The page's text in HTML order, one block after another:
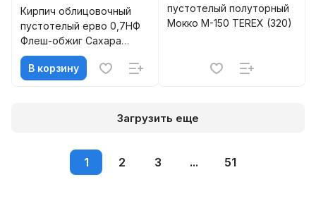
Кирпич облицовочный
пустотелый ерво 0,7НФ
Флеш-обжиг Сахара
М-125-175 МАГМА
В корзину
пустотелый полуторный
Мокко М-150 TEREX (320)
Загрузить еще
1 2 3 ... 51